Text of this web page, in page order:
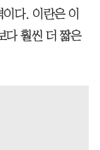
다. 이란은 이
다 훨씬 더 짧은